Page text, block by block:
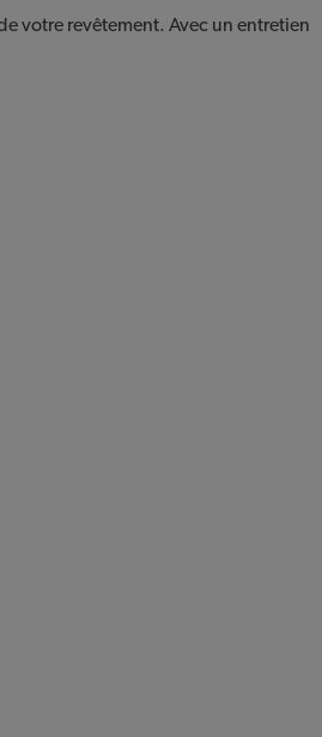
votre revêtement. Avec un entretien